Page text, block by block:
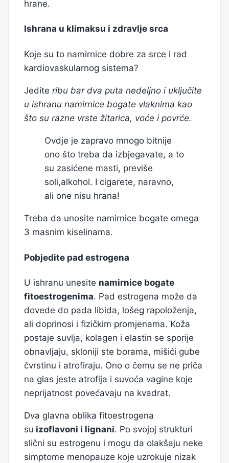
hrane.
Ishrana u klimaksu i zdravlje srca
Koje su to namirnice dobre za srce i rad
kardiovaskularnog sistema?
Jedite ribu bar dva puta nedeljno i uključite
u ishranu namirnice bogate vlaknima kao
što su razne vrste žitarica, voće i povrće.
Ovdje je zapravo mnogo bitnije
ono što treba da izbjegavate, a to
su zasićene masti, previše
soli,alkohol. I cigarete, naravno,
ali one nisu hrana!
Treba da unosite namirnice bogate omega
3 masnim kiselinama.
Pobjedite pad estrogena
U ishranu unesite namirnice bogate
fitoestrogenima. Pad estrogena može da
dovede do pada libida, lošeg rapoloženja,
ali doprinosi i fizičkim promjenama. Koža
postaje suvlja, kolagen i elastin se sporije
obnavljaju, skloniji ste borama, mišići gube
čvrstinu i atrofiraju. Ono o čemu se ne priča
na glas jeste atrofija i suvoća vagine koje
neprijatnost povećavaju na kvadrat.
Dva glavna oblika fitoestrogena
su izoflavoni i lignani. Po svojoj strukturi
slični su estrogenu i mogu da olakšaju neke
simptome menopauze koje uzrokuje nizak